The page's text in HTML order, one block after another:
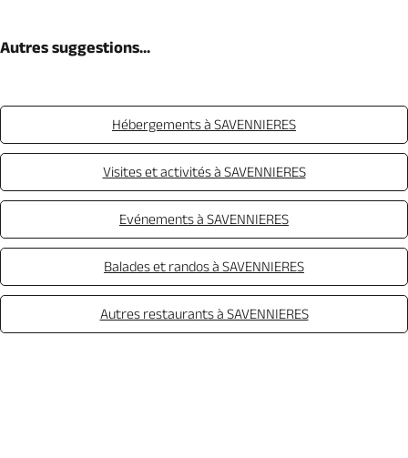
Autres suggestions...
Hébergements à SAVENNIERES
Visites et activités à SAVENNIERES
Evénements à SAVENNIERES
Balades et randos à SAVENNIERES
Autres restaurants à SAVENNIERES